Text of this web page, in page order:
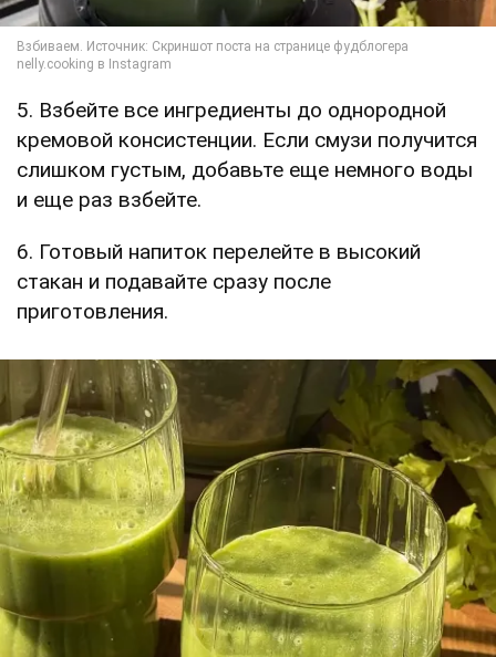
5. Взбейте все ингредиенты до однородной
кремовой консистенции. Если смузи получится
слишком густым, добавьте еще немного воды
и еще раз взбейте.
6. Готовый напиток перелейте в высокий
стакан и подавайте сразу после
приготовления.